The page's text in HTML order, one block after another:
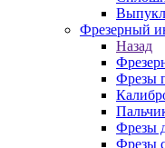
Фрезерный
Назад
Фрезы
Фрезы
Фрезы